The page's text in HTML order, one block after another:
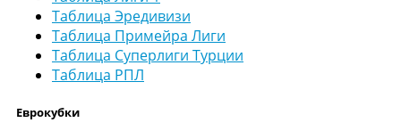
Таблица Эредивизи
Таблица Примейра Лиги
Таблица Суперлиги Турции
Таблица РПЛ
Еврокубки